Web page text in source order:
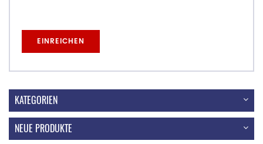
KATEGORIEN
NEUE PRODUKTE